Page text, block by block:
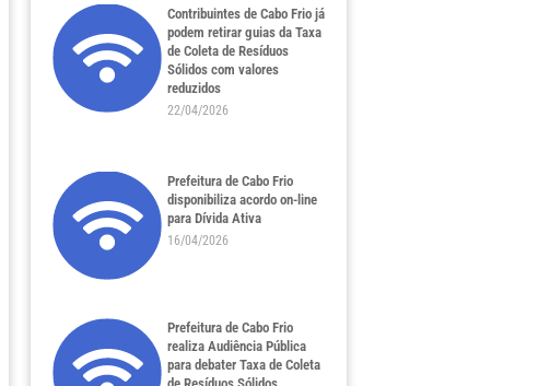
Contribuintes de Cabo Frio já
podem retirar guias da Taxa
de Coleta de Resíduos
Sólidos com valores
reduzidos
22/04/2026
Prefeitura de Cabo Frio
disponibiliza acordo on-line
para Dívida Ativa
16/04/2026
Prefeitura de Cabo Frio
realiza Audiência Pública
para debater Taxa de Coleta